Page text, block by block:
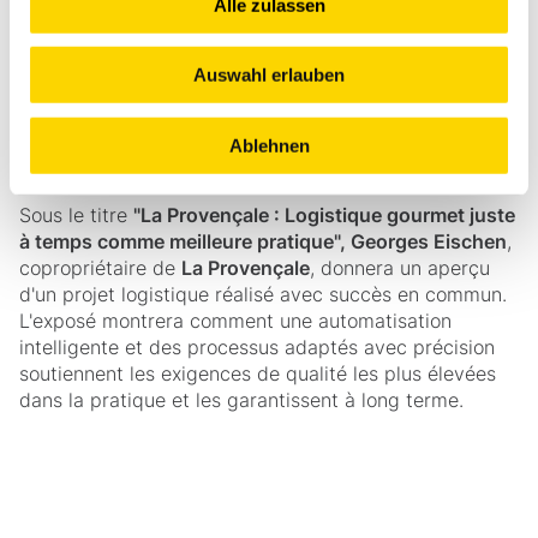
Alle zulassen
Auswahl erlauben
Ablehnen
Point fort : conférence spécialisée avec exemple de
meilleure pratique
Un point fort du programme est la conférence
mercredi 25 mars 2026, à 16h30
forum technologique, hall 7.
Sous le titre "La Provençale : Logistique gourmet juste
à temps comme meilleure pratique", Georges Eischen,
copropriétaire de La Provençale, donnera un aperçu
d'un projet logistique réalisé avec succès en commun.
L'exposé montrera comment une automatisation
intelligente et des processus adaptés avec précision
soutiennent les exigences de qualité les plus élevées
dans la pratique et les garantissent à long terme.